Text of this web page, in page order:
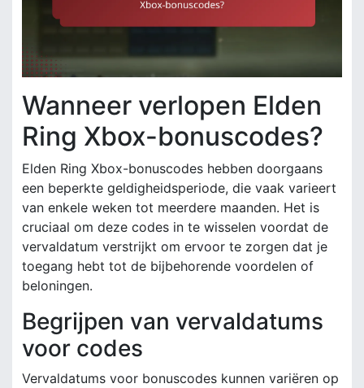
Wanneer verlopen Elden
Ring Xbox-bonuscodes?
Elden Ring Xbox-bonuscodes hebben doorgaans
een beperkte geldigheidsperiode, die vaak varieert
van enkele weken tot meerdere maanden. Het is
cruciaal om deze codes in te wisselen voordat de
vervaldatum verstrijkt om ervoor te zorgen dat je
toegang hebt tot de bijbehorende voordelen of
beloningen.
Begrijpen van vervaldatums
voor codes
Vervaldatums voor bonuscodes kunnen variëren op